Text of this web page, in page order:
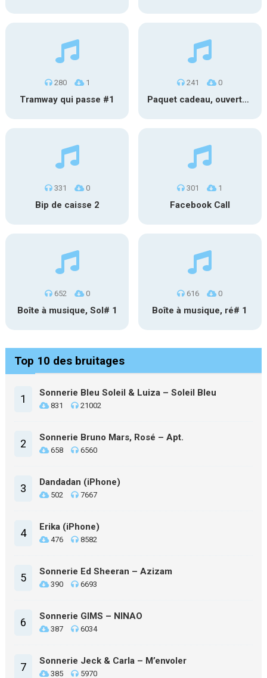
280 1
Tramway qui passe #1
241 0
Paquet cadeau, ouverture #1
331 0
Bip de caisse 2
301 1
Facebook Call
652 0
Boîte à musique, Sol# 1
616 0
Boîte à musique, ré# 1
Top 10 des bruitages
1 Sonnerie Bleu Soleil & Luiza – Soleil Bleu
831 21002
2 Sonnerie Bruno Mars, Rosé – Apt.
658 6560
3 Dandadan (iPhone)
502 7667
4 Erika (iPhone)
476 8582
5 Sonnerie Ed Sheeran – Azizam
390 6693
6 Sonnerie GIMS – NINAO
387 6034
7 Sonnerie Jeck & Carla – M’envoler
385 5970